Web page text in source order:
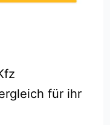
für ihr